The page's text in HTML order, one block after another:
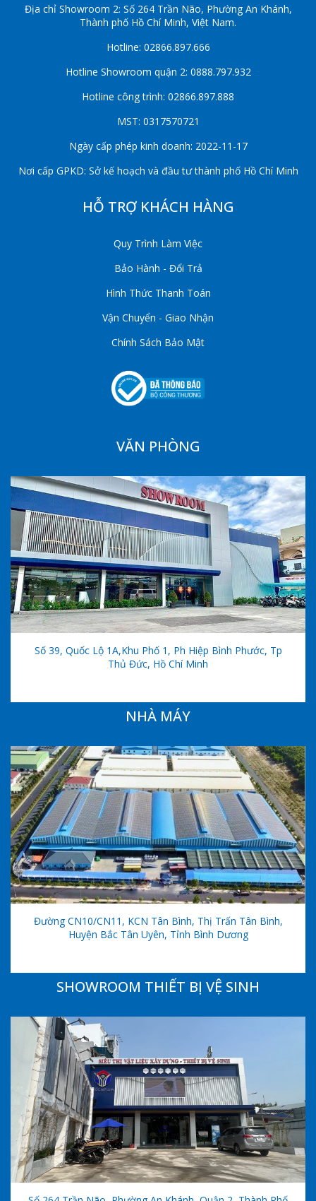
Địa chỉ Showroom 2: Số 264 Trần Não, Phường An Khánh,
Thành phố Hồ Chí Minh, Việt Nam.
Hotline: 02866.897.666
Hotline Showroom quận 2: 0888.797.932
Hotline công trình: 02866.897.888
MST: 0317570721
Ngày cấp phép kinh doanh: 2022-11-17
Nơi cấp GPKD: Sở kế hoạch và đầu tư thành phố Hồ Chí Minh
HỖ TRỢ KHÁCH HÀNG
Quy Trình Làm Việc
Bảo Hành - Đổi Trả
Hình Thức Thanh Toán
Vận Chuyển - Giao Nhận
Chính Sách Bảo Mật
VĂN PHÒNG
Số 39, Quốc Lộ 1A,khu Phố 1, Ph Hiệp Bình Phước, Tp
Thủ Đức, Hồ Chí Minh
NHÀ MÁY
Đường CN10/CN11, KCN Tân Bình, Thị Trấn Tân Bình,
Huyện Bắc Tân Uyên, Tỉnh Bình Dương
SHOWROOM THIẾT BỊ VỆ SINH